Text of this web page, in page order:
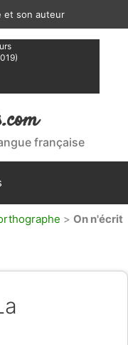
et son auteur
française
> On n'écrit